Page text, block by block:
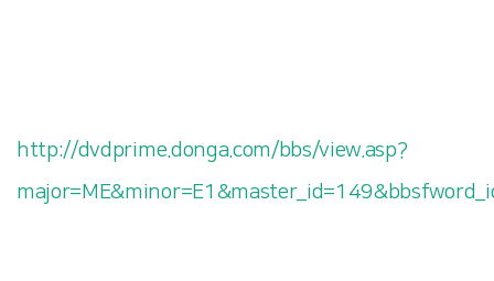
http://dvdprime.donga.com/bbs/view.asp?